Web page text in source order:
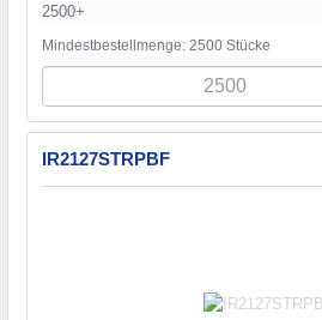
2500+
Mindestbestellmenge: 2500 Stücke
IR2127STRPBF